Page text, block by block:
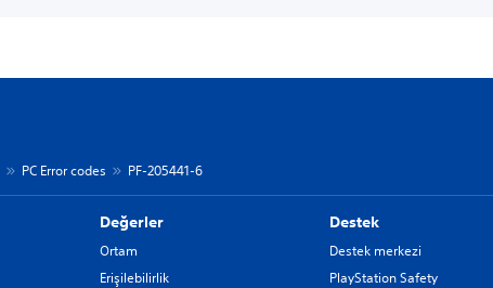
PC Error codes PF-205441-6
Değerler
Ortam
Erişilebilirlik
Destek
Destek merkezi
PlayStation Safety